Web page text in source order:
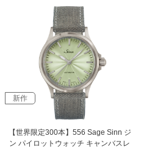
新作
【世界限定300本】556 Sage Sinn ジ
ン パイロットウォッチ キャンバスレ